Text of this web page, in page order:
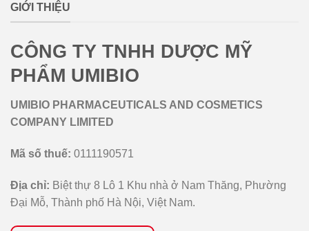
GIỚI THIỆU
CÔNG TY TNHH DƯỢC MỸ
PHẨM UMIBIO
UMIBIO PHARMACEUTICALS AND COSMETICS
COMPANY LIMITED
Mã số thuế: 0111190571
Địa chỉ: Biệt thự 8 Lô 1 Khu nhà ở Nam Thăng, Phường
Đại Mỗ, Thành phố Hà Nội, Việt Nam.